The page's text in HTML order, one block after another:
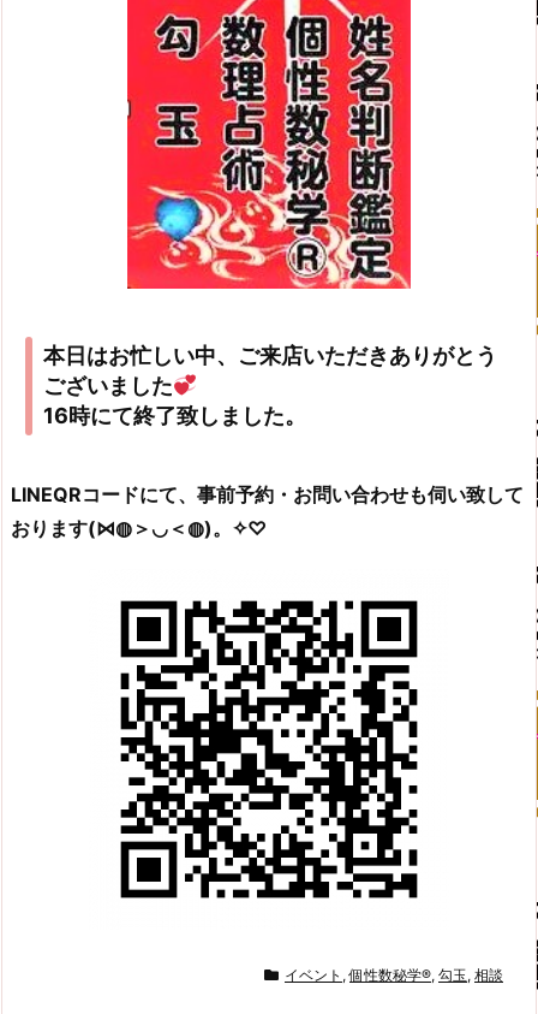
本日はお忙しい中、ご来店いただきありがとう
ございました
16時にて終了致しました。
LINEQRコードにて、事前予約・お問い合わせも伺い致して
おります(⋈◍＞◡＜◍)。✧♡
イベント ,個性数秘学®, 勾玉, 相談